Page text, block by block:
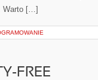
Warto […]
FREE